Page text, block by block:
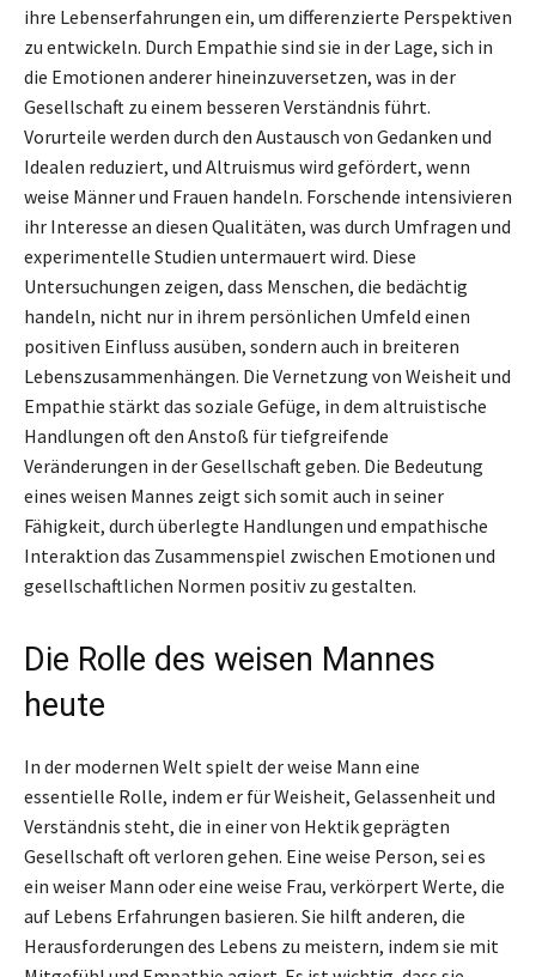
ihre Lebenserfahrungen ein, um differenzierte Perspektiven
zu entwickeln. Durch Empathie sind sie in der Lage, sich in
die Emotionen anderer hineinzuversetzen, was in der
Gesellschaft zu einem besseren Verständnis führt.
Vorurteile werden durch den Austausch von Gedanken und
Idealen reduziert, und Altruismus wird gefördert, wenn
weise Männer und Frauen handeln. Forschende intensivieren
ihr Interesse an diesen Qualitäten, was durch Umfragen und
experimentelle Studien untermauert wird. Diese
Untersuchungen zeigen, dass Menschen, die bedächtig
handeln, nicht nur in ihrem persönlichen Umfeld einen
positiven Einfluss ausüben, sondern auch in breiteren
Lebenszusammenhängen. Die Vernetzung von Weisheit und
Empathie stärkt das soziale Gefüge, in dem altruistische
Handlungen oft den Anstoß für tiefgreifende
Veränderungen in der Gesellschaft geben. Die Bedeutung
eines weisen Mannes zeigt sich somit auch in seiner
Fähigkeit, durch überlegte Handlungen und empathische
Interaktion das Zusammenspiel zwischen Emotionen und
gesellschaftlichen Normen positiv zu gestalten.
Die Rolle des weisen Mannes
heute
In der modernen Welt spielt der weise Mann eine
essentielle Rolle, indem er für Weisheit, Gelassenheit und
Verständnis steht, die in einer von Hektik geprägten
Gesellschaft oft verloren gehen. Eine weise Person, sei es
ein weiser Mann oder eine weise Frau, verkörpert Werte, die
auf Lebens Erfahrungen basieren. Sie hilft anderen, die
Herausforderungen des Lebens zu meistern, indem sie mit